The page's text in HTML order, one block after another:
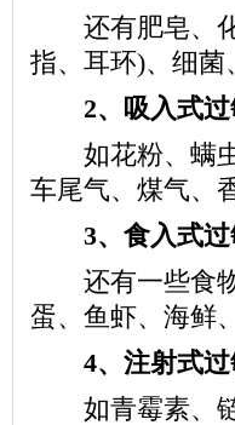
还有肥皂、化
指、耳环)、细
2、吸入式过
如花粉、螨虫
车尾气、煤气、
3、食入式过
还有一些食物
蛋、鱼虾、海鲜
4、注射式过
如青霉素、链